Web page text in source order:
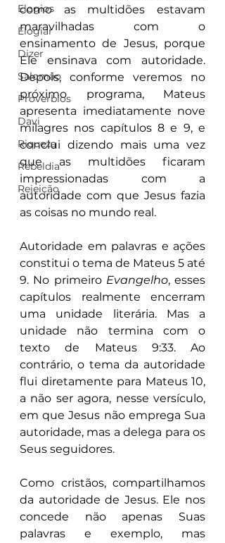
Elogios
Elogiar
Dizer
Salomão
Proverbios
Davi
Riqueza
Rebeldia
Rejeição
como as multidões estavam
maravilhadas com o
ensinamento de Jesus, porque
Ele ensinava com autoridade.
Depois, conforme veremos no
próximo programa, Mateus
apresenta imediatamente nove
milagres nos capítulos 8 e 9, e
conclui dizendo mais uma vez
que as multidões ficaram
impressionadas com a
autoridade com que Jesus fazia
as coisas no mundo real.
Autoridade em palavras e ações
constitui o tema de Mateus 5 até
9. No primeiro Evangelho, esses
capítulos realmente encerram
uma unidade literária. Mas a
unidade não termina com o
texto de Mateus 9:33. Ao
contrário, o tema da autoridade
flui diretamente para Mateus 10,
a não ser agora, nesse versículo,
em que Jesus não emprega Sua
autoridade, mas a delega para os
Seus seguidores.
Como cristãos, compartilhamos
da autoridade de Jesus. Ele nos
concede não apenas Suas
palavras e exemplo, mas